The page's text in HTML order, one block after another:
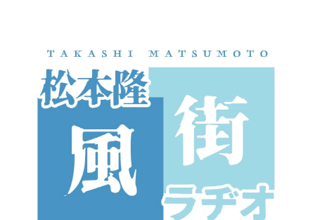
お知らせ
イベント・グッズ
YouTube
会社情報